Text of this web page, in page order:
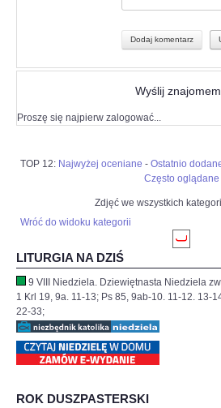
Wyślij
Proszę się najpierw zalogować...
TOP 12: Najwyżej oceniane - Ostatnio
Często oglądane
Zdjęć we wszystkich
Wróć do widoku kategorii
LITURGIA NA DZIŚ
9 VIII Niedziela. Dziewiętnasta Niedziela
1 Krl 19, 9a. 11-13; Ps 85, 9ab-10. 11-12. 13-
22-33;
ROK DUSZPASTERSKI